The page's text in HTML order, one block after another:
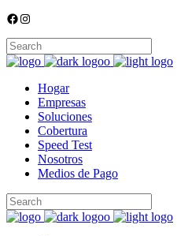
Facebook
Instagram
Hogar
Empresas
Soluciones
Cobertura
Speed Test
Nosotros
Medios de Pago